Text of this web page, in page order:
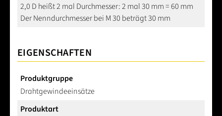
2,0 D heißt 2 mal Durchmesser: 2 mal 30 mm = 60 mm
Der Nenndurchmesser bei M 30 beträgt 30 mm
EIGENSCHAFTEN
Produktgruppe
Drahtgewindeeinsätze
Produktart